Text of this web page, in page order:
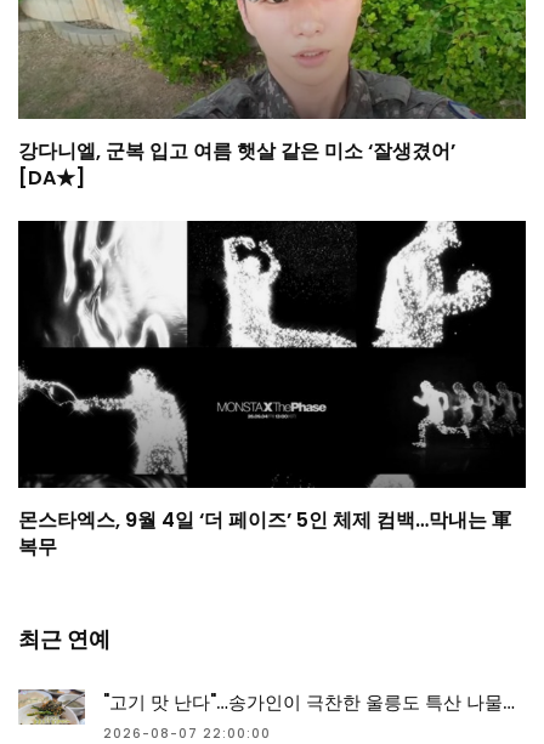
강다니엘, 군복 입고 여름 햇살 같은 미소 ‘잘생겼어’
[DA★]
몬스타엑스, 9월 4일 ‘더 페이즈’ 5인 체제 컴백…막내는 軍
복무
최근 연예
"고기 맛 난다"…송가인이 극찬한 울릉도 특산 나물의 정체
2026-08-07 22:00:00